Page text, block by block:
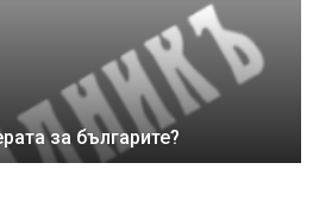
за българите?